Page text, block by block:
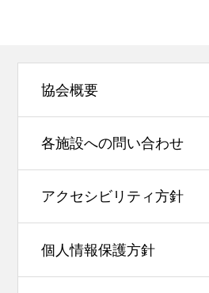
協会概要
各施設への問い合わせ
アクセシビリティ方針
個人情報保護方針